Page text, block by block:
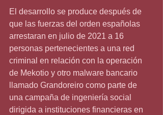
El desarrollo se produce después de
que las fuerzas del orden españolas
arrestaran en julio de 2021 a 16
personas pertenecientes a una red
criminal en relación con la operación
de Mekotio y otro malware bancario
llamado Grandoreiro como parte de
una campaña de ingeniería social
dirigida a instituciones financieras en